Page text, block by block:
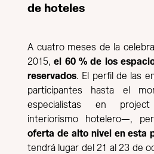
de hoteles
A cuatro meses de la
2015, el 60 % de los
reservados. El perfil de las
participantes hasta el
especialistas en
interiorismo hotelero—,
oferta de alto nivel en esta
tendrá lugar del 21 al 23 de